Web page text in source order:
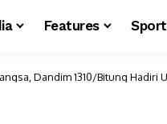
Features
Dandim 1310/Bitung Hadiri